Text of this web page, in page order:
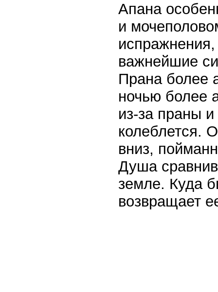
Апана
и
важнейшие
Прана более
ночью более
из-за праны
колеблется.
вниз,
Душа
земле. Куда
возвращает